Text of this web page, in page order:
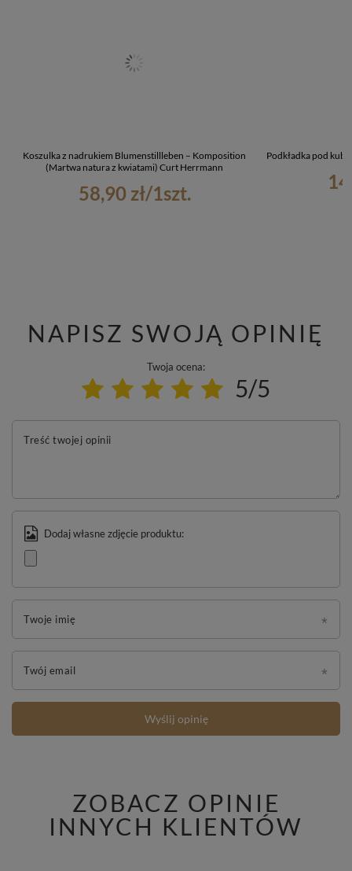
Koszulka z nadrukiem Blumenstillleben – Komposition
(Martwa natura z kwiatami) Curt Herrmann
58,90 zł/1szt.
Podkładka pod
NAPISZ SWOJĄ OPINIĘ
Twoja ocena:
5/5
Treść twojej opinii
Dodaj własne zdjęcie produktu:
Twoje imię
Twój email
Wyślij opinię
ZOBACZ OPINIE
INNYCH KLIENTÓW